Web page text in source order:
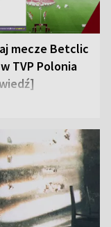
mecze Betclic
TVP Polonia